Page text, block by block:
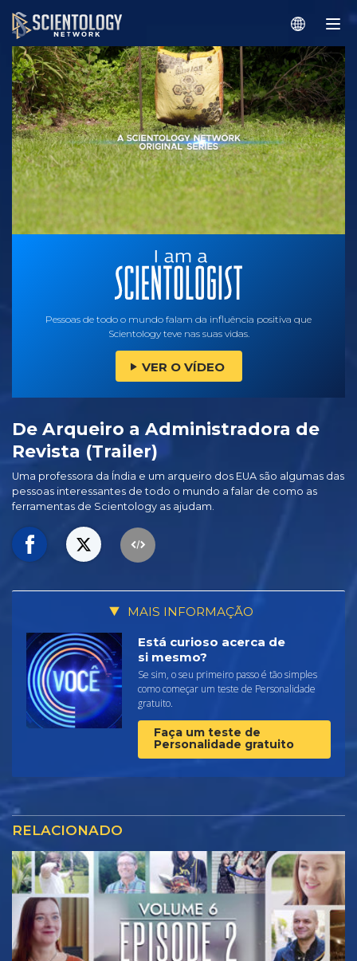
Pessoas de todo o mundo falam da influência positiva que
Scientology teve nas suas vidas.
VER O VÍDEO
De Arqueiro a Administradora de
Revista (Trailer)
Uma professora da Índia e um arqueiro dos EUA são algumas das
pessoas interessantes de todo o mundo a falar de como as
ferramentas de Scientology as ajudam.
MAIS INFORMAÇÃO
Está curioso acerca de
si mesmo?
Se sim, o seu primeiro passo é tão simples
como começar um teste de Personalidade
gratuito.
Faça um teste de
Personalidade gratuito
RELACIONADO